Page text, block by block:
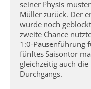
seiner Physis
Müller zurück. Der
wurde noch
zweite Chance
1:0-Pausenführung
fünftes Saisontor
gleichzeitig auch
Durchgangs.